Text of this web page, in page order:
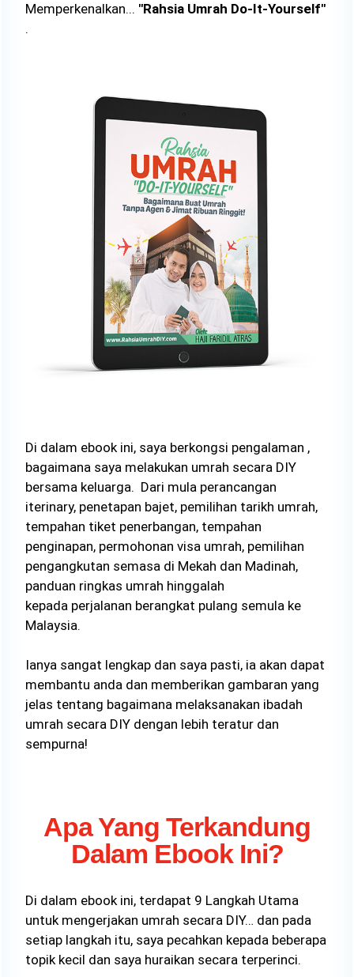
Memperkenalkan... "Rahsia Umrah Do-It-Yourself"
.
Di dalam ebook ini, saya berkongsi pengalaman ,
bagaimana saya melakukan umrah secara DIY
bersama keluarga. ​ Dari mula perancangan
iterinary, penetapan bajet, pemilihan tarikh umrah,
tempahan tiket penerbangan, tempahan
penginapan, permohonan visa umrah, pemilihan
pengangkutan semasa di Mekah dan Madinah,
panduan ringkas umrah hinggalah
kepada perjalanan berangkat pulang semula ke
Malaysia.
Ianya sangat lengkap dan saya pasti, ia akan dapat
membantu anda dan memberikan gambaran yang
jelas tentang bagaimana melaksanakan ibadah
umrah secara DIY dengan lebih teratur dan
sempurna!
Apa Yang Terkandung
Dalam Ebook Ini?
​Di dalam ebook ini, terdapat 9 Langkah Utama
untuk mengerjakan umrah secara DIY… dan pada
setiap langkah itu, saya pecahkan kepada beberapa
topik kecil dan saya huraikan secara terperinci.